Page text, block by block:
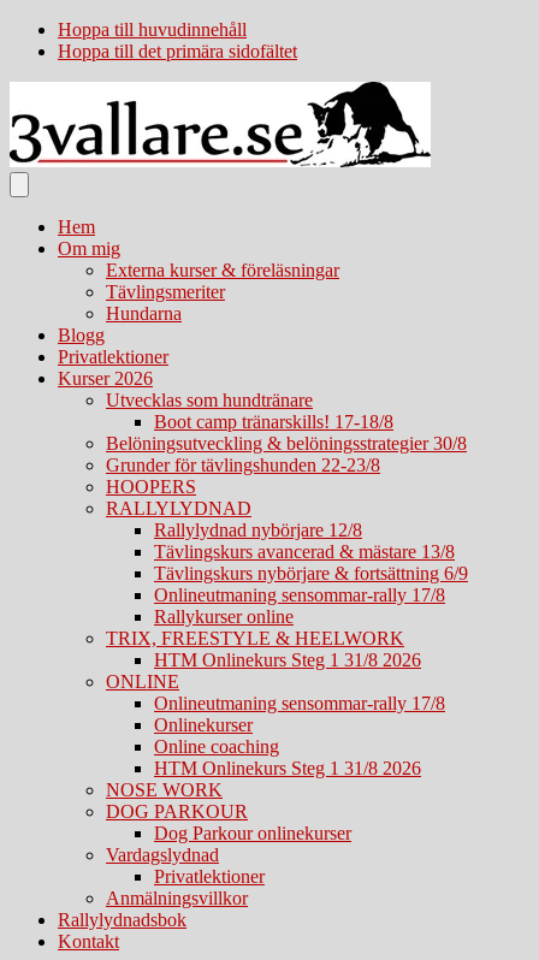
Hoppa till huvudinnehåll
Hoppa till det primära sidofältet
Hem
Om mig
Externa kurser & föreläsningar
Tävlingsmeriter
Hundarna
Blogg
Privatlektioner
Kurser 2026
Utvecklas som hundtränare
Boot camp tränarskills! 17-18/8
Belöningsutveckling & belöningsstrategier 30/8
Grunder för tävlingshunden 22-23/8
HOOPERS
RALLYLYDNAD
Rallylydnad nybörjare 12/8
Tävlingskurs avancerad & mästare 13/8
Tävlingskurs nybörjare & fortsättning 6/9
Onlineutmaning sensommar-rally 17/8
Rallykurser online
TRIX, FREESTYLE & HEELWORK
HTM Onlinekurs Steg 1 31/8 2026
ONLINE
Onlineutmaning sensommar-rally 17/8
Onlinekurser
Online coaching
HTM Onlinekurs Steg 1 31/8 2026
NOSE WORK
DOG PARKOUR
Dog Parkour onlinekurser
Vardagslydnad
Privatlektioner
Anmälningsvillkor
Rallylydnadsbok
Kontakt